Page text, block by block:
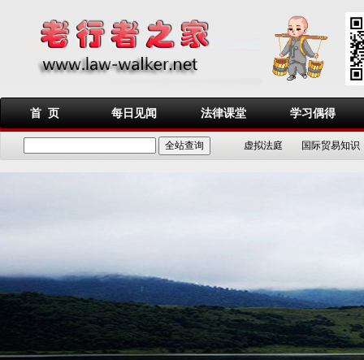
首 页 每日见闻 法律课堂 学习偶得
虚拟法庭 国际贸易知识